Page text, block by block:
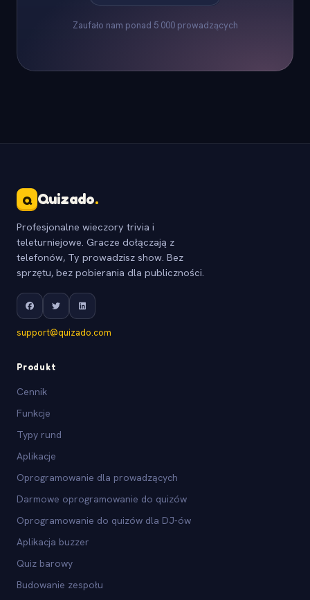
Zaufało nam ponad 5 000 prowadzących
Q Quizado.
Profesjonalne wieczory trivia i
teleturniejowe. Gracze dołączają z
telefonów, Ty prowadzisz show. Bez
sprzętu, bez pobierania dla publiczności.
support@quizado.com
Produkt
Cennik
Funkcje
Typy rund
Aplikacje
Oprogramowanie dla prowadzących
Darmowe oprogramowanie do quizów
Oprogramowanie do quizów dla DJ-ów
Aplikacja buzzer
Quiz barowy
Budowanie zespołu